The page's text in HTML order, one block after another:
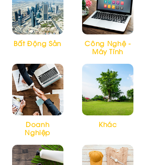
Bất Động Sản
Công Nghệ -
Máy Tính
Doanh
Nghiệp
Khác